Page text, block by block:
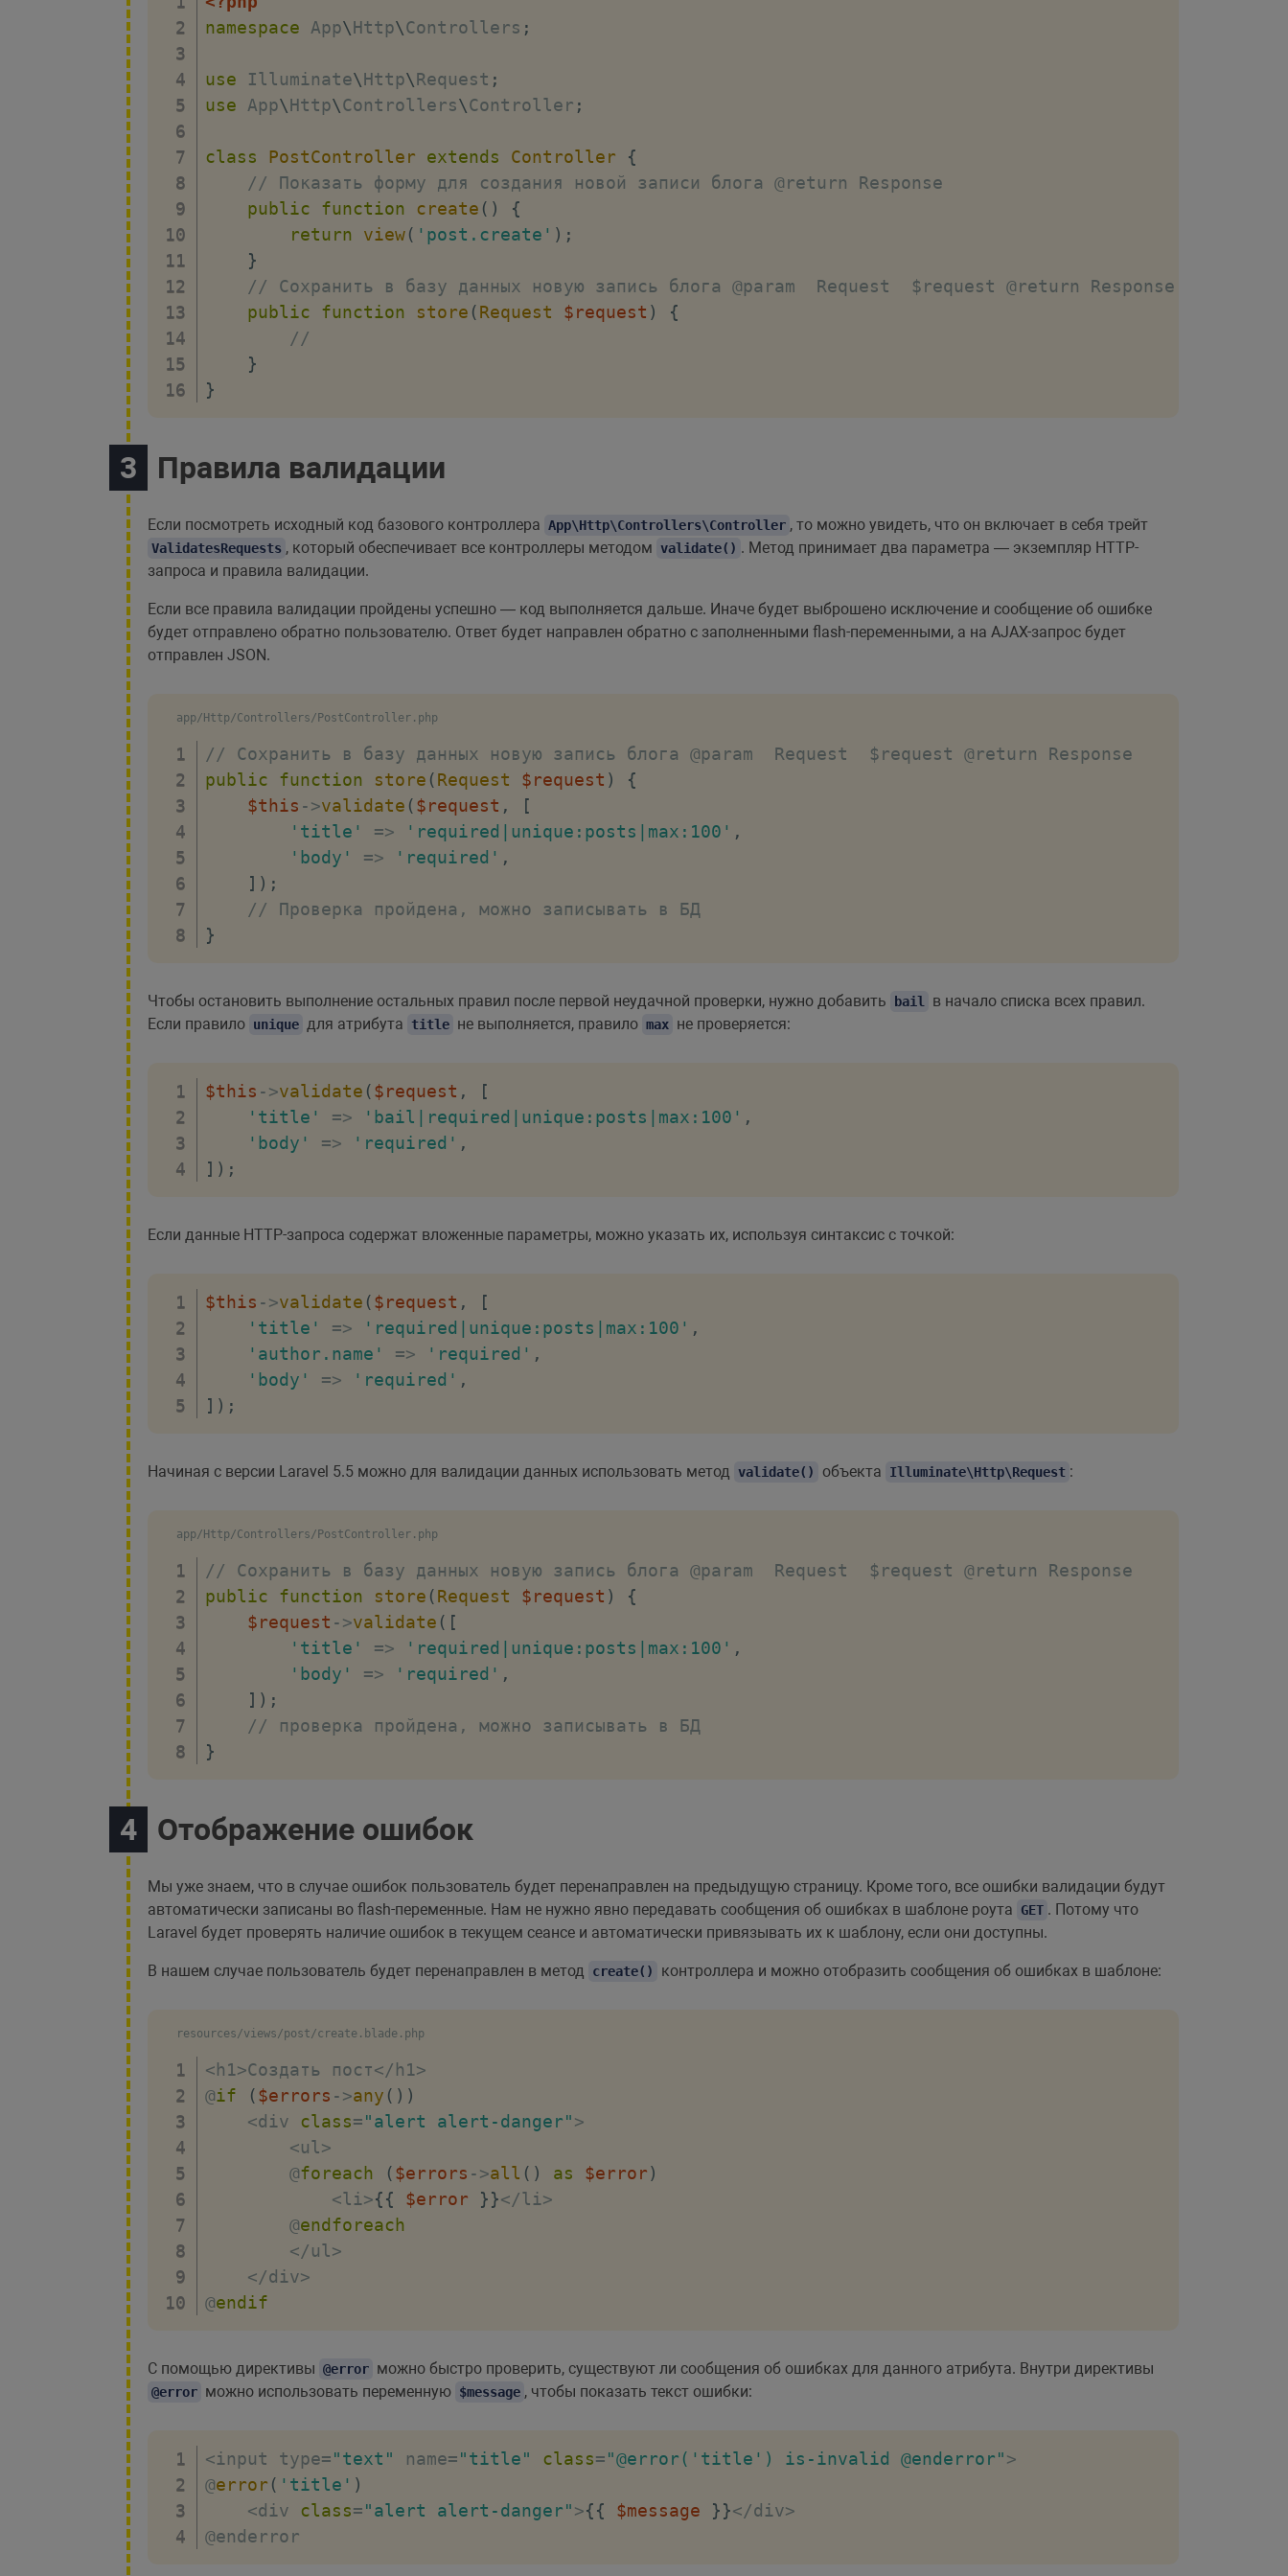
namespace
App\Http\Controllers ;
use Illuminate\Http\Request ;
use
App\Http\Controllers\Controller ;
class PostController extends Controller
{
// Показать форму для создания новой записи блога @return Response
public
function create ( )
{
return
view( 'post.create' ) ;
}
// Сохранить в базу данных новую запись блога @param  Request  $request @return Response
public
function store (Request $request )
{
//
}
}
Правила валидации
Если посмотреть исходный код базового контроллера App\Http\Controllers\Controller , то можно увидеть, что он включает в себя трейт
ValidatesRequests , который обеспечивает все контроллеры методом validate() . Метод принимает два параметра — экземпляр HTTP-
запроса и правила валидации.
Если все правила валидации пройдены успешно — код выполняется дальше. Иначе будет выброшено исключение и сообщение об ошибке
будет отправлено обратно пользователю. Ответ будет направлен обратно с заполненными flash-переменными, а на AJAX-запрос будет
отправлен JSON.
app/Http/Controllers/PostController.php
// Сохранить в базу данных новую запись блога @param  Request  $request @return Response
public
function store (Request $request )
{
$this ->validate ($request ,
[
'title'
=> 'required|unique:posts|max:100' ,
'body'
=> 'required' ,
] ) ;
// Проверка пройдена, можно записывать в БД
}
Чтобы остановить выполнение остальных правил после первой неудачной проверки, нужно добавить bail
в начало списка всех правил.
Если правило unique для атрибута title не выполняется, правило max не проверяется:
$this ->validate ($request ,
[
'title'
=> 'bail|required|unique:posts|max:100' ,
'body'
=> 'required' ,
] ) ;
Если данные HTTP-запроса содержат вложенные параметры, можно указать их, используя синтаксис с точкой:
$this ->validate ($request ,
[
'title'
=> 'required|unique:posts|max:100' ,
'author.name'
=> 'required' ,
'body'
=> 'required' ,
] ) ;
Начиная с версии Laravel 5.5 можно для валидации данных использовать метод validate() объекта Illuminate\Http\Request :
app/Http/Controllers/PostController.php
// Сохранить в базу данных новую запись блога @param  Request  $request @return Response
public
function store (Request $request )
{
$request ->validate ( [
'title'
=> 'required|unique:posts|max:100' ,
'body'
=> 'required' ,
] ) ;
// проверка пройдена, можно записывать в БД
}
Отображение ошибок
Мы уже знаем, что в случае ошибок пользователь будет перенаправлен на предыдущую страницу. Кроме того, все ошибки валидации будут
автоматически записаны во flash-переменные. Нам не нужно явно передавать сообщения об ошибках в шаблоне роута
GET . Потому что
Laravel будет проверять наличие ошибок в текущем сеансе и автоматически привязывать их к шаблону, если они доступны.
В нашем случае пользователь будет перенаправлен в метод create() контроллера и можно отобразить сообщения об ошибках в шаблоне:
resources/views/post/create.blade.php
<h1>Создать пост</ h1>
@if ($errors ->any ( ) )
<div class="alert alert-danger">
<ul>
        @
foreach ($errors ->all ( ) as $error)
<li>{{ $error }}</li>
        @
endforeach
</ul>
</div>
@endif
С помощью директивы @error можно быстро проверить, существуют ли сообщения об ошибках для данного атрибута. Внутри директивы
@error можно использовать переменную $message , чтобы показать текст ошибки:
<input type="text" name="title" class="@error('title') is-invalid @enderror">
@error ( 'title' )
<div class="alert alert-danger">{{ $message }}</div>
@enderror